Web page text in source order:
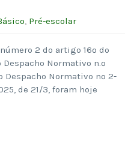
, Pré-escolar
2 do artigo 16º do
Despacho Normativo n.º
Despacho Normativo nº 2-
de 21/3, foram hoje